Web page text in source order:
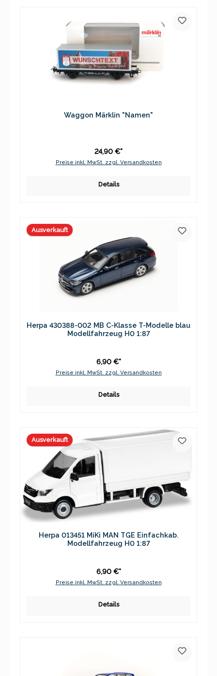
Waggon Märklin "Namen"
24,90 €*
Preise inkl. MwSt. zzgl. Versandkosten
Details
Ausverkauft
Herpa 430388-002 MB C-Klasse T-Modelle blau
Modellfahrzeug H0 1:87
6,90 €*
Preise inkl. MwSt. zzgl. Versandkosten
Details
Ausverkauft
Herpa 013451 MiKi MAN TGE Einfachkab.
Modellfahrzeug H0 1:87
6,90 €*
Preise inkl. MwSt. zzgl. Versandkosten
Details